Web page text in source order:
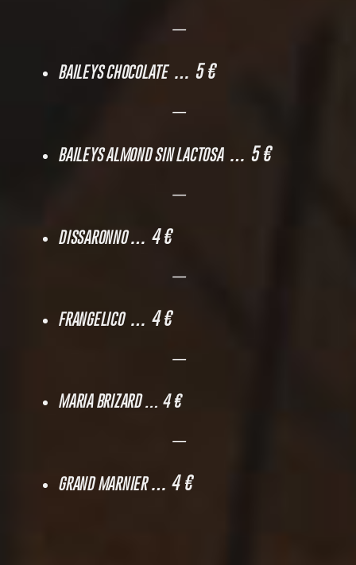
—
BAILEYS CHOCOLATE … 5 €
—
BAILEYS ALMOND SIN LACTOSA … 5 €
—
DISSARONNO… 4 €
—
FRANGELICO … 4 €
—
MARIA BRIZARD… 4 €
—
GRAND MARNIER… 4 €